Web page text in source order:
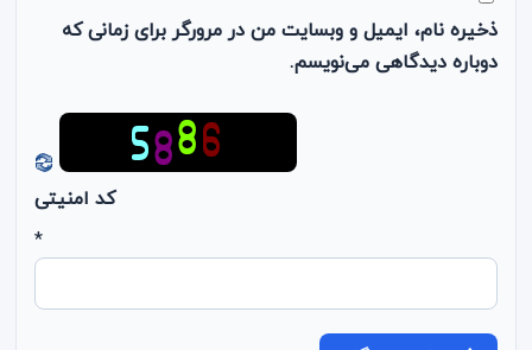
ذخیره نام، ایمیل و وبسایت من در مرورگر برای زمانی که
دوباره دیدگاهی می‌نویسم.
کد امنیتی
*